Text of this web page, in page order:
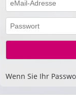
Wenn Sie Ihr